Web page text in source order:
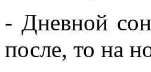
- Дневной
после, то на